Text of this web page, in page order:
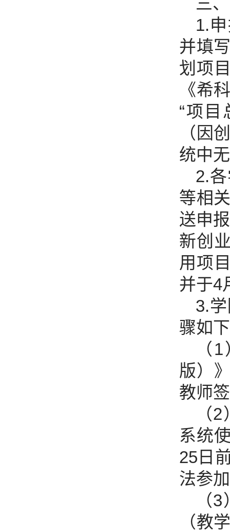
1.
并填
划项
《希
“项目
（因
统中
2.
等相
送申
新创
用项
并于4
3.
骤如
（
版）
教师
（
系统
25日
法参
（
（教